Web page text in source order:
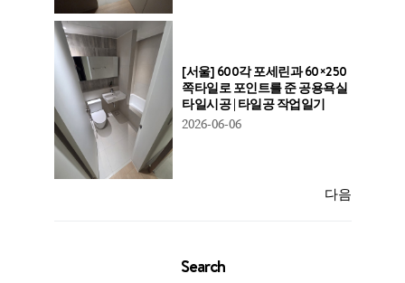
[서울] 600각 포세린과 60×250
쪽타일로 포인트를 준 공용욕실
타일시공 | 타일공 작업일기
2026-06-06
다음
Search